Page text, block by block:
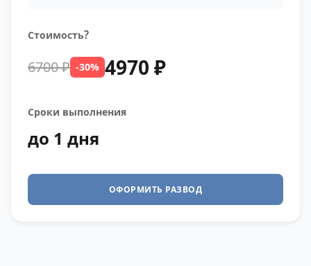
Стоимость?
6700 ₽ -30% 4970 ₽
Сроки выполнения
до 1 дня
ОФОРМИТЬ РАЗВОД